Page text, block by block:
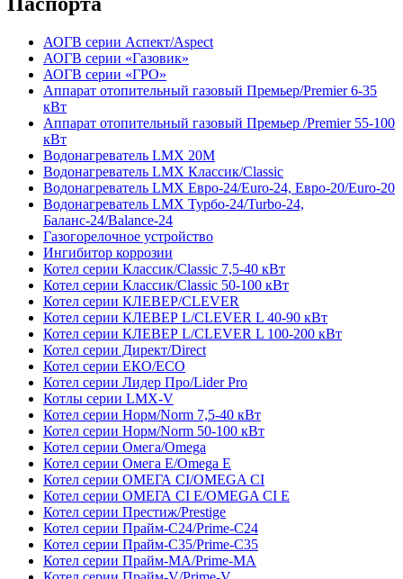
АОГВ серии Аспект/Aspect
АОГВ серии «Газовик»
АОГВ серии «ГРО»
Аппарат отопительный газовый Премьер/Premier 6-35
кВт
Аппарат отопительный газовый Премьер /Premier 55-100
кВт
Водонагреватель LMX 20М
Водонагреватель LMX Классик/Classic
Водонагреватель LMX Евро-24/Euro-24, Евро-20/Euro-20
Водонагреватель LMX Турбо-24/Turbo-24,
Баланс-24/Balance-24
Газогорелочное устройство
Ингибитор коррозии
Котeл серии Классик/Classic 7,5-40 кВт
Котeл серии Классик/Classic 50-100 кВт
Котeл серии КЛЕВЕР/CLEVER
Котeл серии КЛЕВЕР L/CLEVER L 40-90 кВт
Котeл серии КЛЕВЕР L/CLEVER L 100-200 кВт
Котел серии Директ/Direct
Котел серии EКО/ЕСО
Котeл серии Лидер Про/Lider Pro
Котлы серии LMX-V
Котeл серии Норм/Norm 7,5-40 кВт
Котeл серии Норм/Norm 50-100 кВт
Котел серии Омега/Omega
Котел серии Омега Е/Omega E
Котел серии ОМЕГА CI/OMEGA CI
Котел серии ОМЕГА CI E/OMEGA CI E
Котел серии Престиж/Prestige
Котeл серии Прайм-С24/Prime-C24
Котeл серии Прайм-С35/Prime-C35
Котел серии Прайм-МА/Prime-MA